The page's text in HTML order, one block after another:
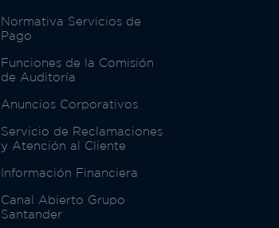
Normativa Servicios de
Pago
Funciones de la Comisión
de Auditoría
Anuncios Corporativos
Servicio de Reclamaciones
y Atención al Cliente
Información Financiera
Canal Abierto Grupo
Santander